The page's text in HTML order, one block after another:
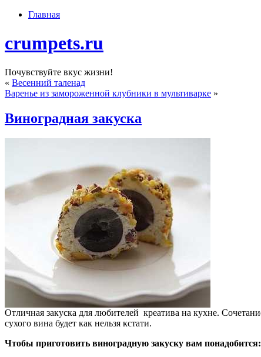
Главная
crumpets.ru
Почувствуйте вкус жизни!
« Весенний таленад
Варенье из замороженной клубники в мультиварке »
Виноградная закуска
Отличная закуска для любителей креатива на кухне.
сухого вина будет как нельзя кстати.
Чтобы приготовить виноградную закуску вам понадобится: